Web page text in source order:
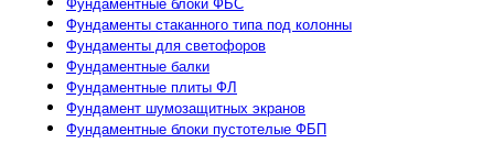
Фундаменты стаканного типа под колонны
Фундаменты для светофоров
Фундаментные балки
Фундаментные плиты ФЛ
Фундамент шумозащитных экранов
Фундаментные блоки пустотелые ФБП